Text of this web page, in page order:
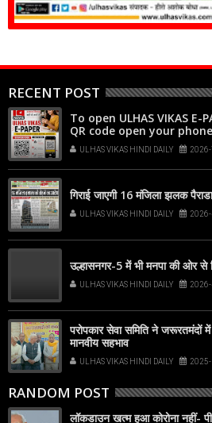
RECENT POST
To open ULHAS VIKAS E-
QR code open your
Lens, point it at the
popup that appears on
ULHAS VIKAS HINDI DAILY
गिराई जाएगी 16 मंजिला झलक
ULHAS VIKAS HINDI DAILY
उल्हासनगर-5 में भी मनपा की ओर से
ULHAS VIKAS HINDI DAILY 2026-
परोपकार सेवा समिति ने जरूरतमंदों में
मानवीय सहभाव
ULHAS VIKAS HINDI DAILY
RANDOM POST
लॉकडाउन खत्म हुआ कोरोना नहीं-